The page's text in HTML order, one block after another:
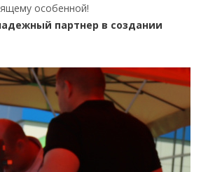
особенной!
партнер в создании